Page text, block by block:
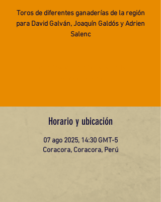
Toros de diferentes ganaderías de la región
para David Galván, Joaquín Galdós y Adrien
Salenc
Horario y ubicación
07 ago 2025, 14:30 GMT-5
Coracora, Coracora, Perú